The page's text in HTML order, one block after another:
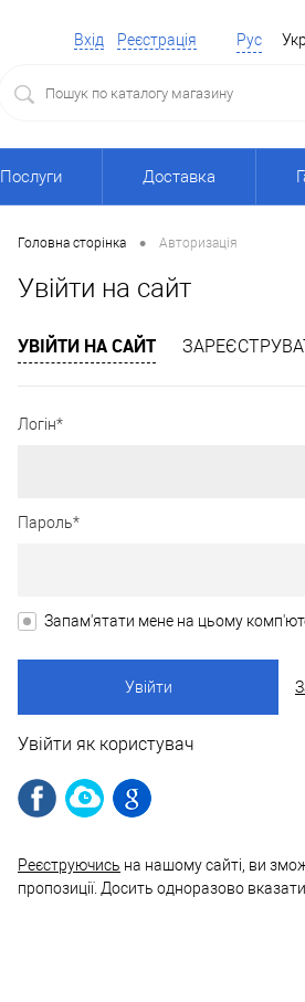
Вхід Реєстрація Рус Укр
Послуги Доставка
Головна сторінка • Авторизація
Увійти на сайт
УВІЙТИ НА САЙТ
Логін*
Пароль*
Запам'ятати мене на цьому
Увійти як користувач
Реєструючись на нашому сайті, ви
пропозиції. Досить одноразово